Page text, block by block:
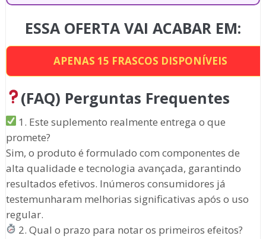
ESSA OFERTA VAI ACABAR EM:
APENAS15 FRASCOS DISPONÍVEIS
(FAQ) Perguntas Frequentes
1. Este suplemento realmente entrega o que
promete?
Sim, o produto é formulado com componentes de
alta qualidade e tecnologia avançada, garantindo
resultados efetivos. Inúmeros consumidores já
testemunharam melhorias significativas após o uso
regular.
2. Qual o prazo para notar os primeiros efeitos?